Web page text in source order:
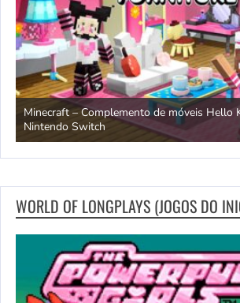
Minecraft – Complemento de móveis Hello
Nintendo Switch
WORLD OF LONGPLAYS (JOGOS DO